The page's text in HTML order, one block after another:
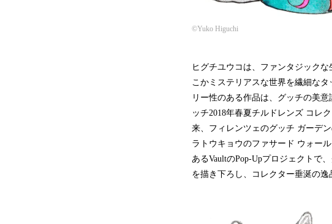
©Yuko Higuchi
ヒグチユウコは、ファンタジック
こかミステリアスな世界を繊細な
リー性のある作品は、グッチの美
ッチ2018年春夏チルドレンズ コレ
来、フィレンツェのグッチ ガーデ
ラトウキョウのファサード ウォー
あるVaultのPop-Upプロジェクトで
を描き下ろし、コレクター垂涎の逸